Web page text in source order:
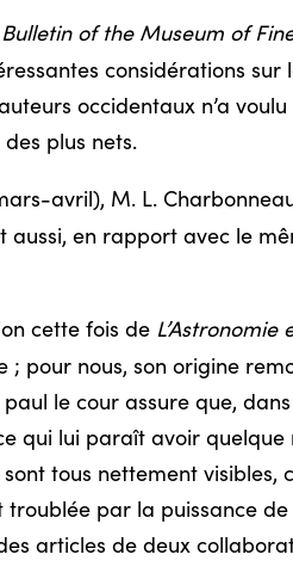
Bulletin of the Museum of
considérations
occidentaux n’a
plus nets.
avril), M. L.
aussi, en rapport avec le
cette fois de L’Astronomie
pour nous, son origine
le cour assure que,
qui lui paraît avoir
tous nettement
par la puissance
articles de deux